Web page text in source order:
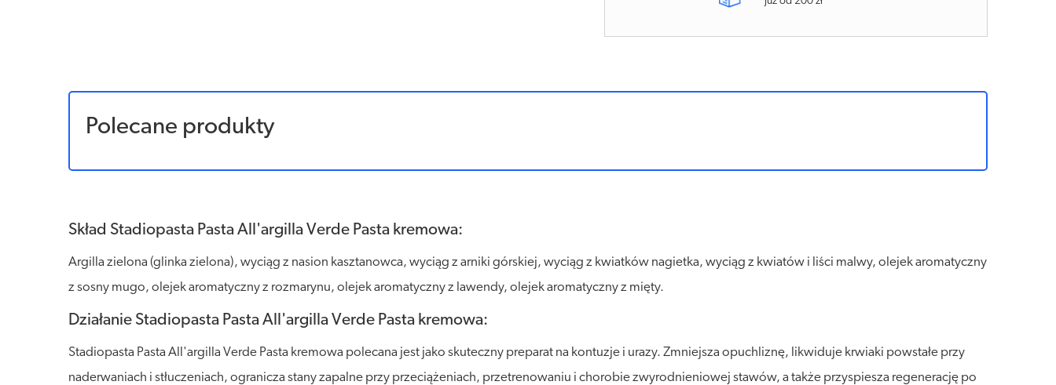
Polecane produkty
Skład Stadiopasta Pasta All'argilla Verde Pasta kremowa:
Argilla zielona (glinka zielona), wyciąg z nasion kasztanowca, wyciąg z arniki górskiej, wyciąg z kwiatków nagietka, wyciąg z kwiatów i liści malwy, olejek aromatyczny
z sosny mugo, olejek aromatyczny z rozmarynu, olejek aromatyczny z lawendy, olejek aromatyczny z mięty.
Działanie Stadiopasta Pasta All'argilla Verde Pasta kremowa:
Stadiopasta Pasta All'argilla Verde Pasta kremowa polecana jest jako skuteczny preparat na kontuzje i urazy. Zmniejsza opuchliznę, likwiduje krwiaki powstałe przy
naderwaniach i stłuczeniach, ogranicza stany zapalne przy przeciążeniach, przetrenowaniu i chorobie zwyrodnieniowej stawów, a także przyspiesza regenerację po